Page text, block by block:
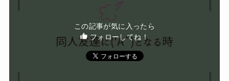
子宝祈願で有名な神社にお参りに行った時、女の
子が生まれるという赤い石を持ち帰ったら男の子
を出産。しばらくしてお礼も兼ねて石を返しに行
こうと思って石を見ると…
Powered by livedoor 相互RSS
この記事が気に入ったら
フォローしてね！